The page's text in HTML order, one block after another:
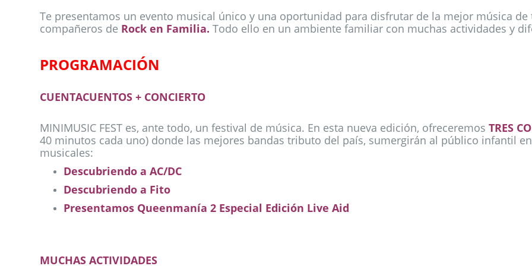
Te presentamos un evento musical único y una oportunidad para disfrutar de la mejor música
compañeros de Rock en Familia. Todo ello en un ambiente familiar con muchas actividades y
PROGRAMACIÓN
CUENTACUENTOS + CONCIERTO
MINIMUSIC FEST es, ante todo, un festival de música. En esta nueva edición, ofreceremos TRES
40 minutos cada uno) donde las mejores bandas tributo del país, sumergirán al público infantil
musicales:
Descubriendo a AC/DC
Descubriendo a Fito
Presentamos Queenmanía 2 Especial Edición Live Aid
MUCHAS ACTIVIDADES